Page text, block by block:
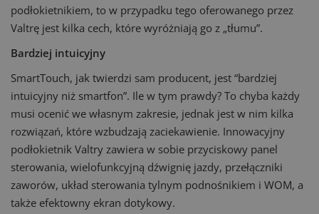
podłokietnikiem, to w przypadku tego oferowanego przez
Valtrę jest kilka cech, które wyróżniają go z „tłumu”.
Bardziej intuicyjny
SmartTouch, jak twierdzi sam producent, jest “bardziej
intuicyjny niż smartfon”. Ile w tym prawdy? To chyba każdy
musi ocenić we własnym zakresie, jednak jest w nim kilka
rozwiązań, które wzbudzają zaciekawienie. Innowacyjny
podłokietnik Valtry zawiera w sobie przyciskowy panel
sterowania, wielofunkcyjną dźwignię jazdy, przełączniki
zaworów, układ sterowania tylnym podnośnikiem i WOM, a
także efektowny ekran dotykowy.